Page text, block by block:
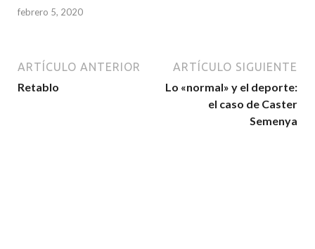
febrero 5, 2020
ARTÍCULO ANTERIOR
Retablo
ARTÍCULO SIGUIENTE
Lo «normal» y el deporte:
el caso de Caster
Semenya